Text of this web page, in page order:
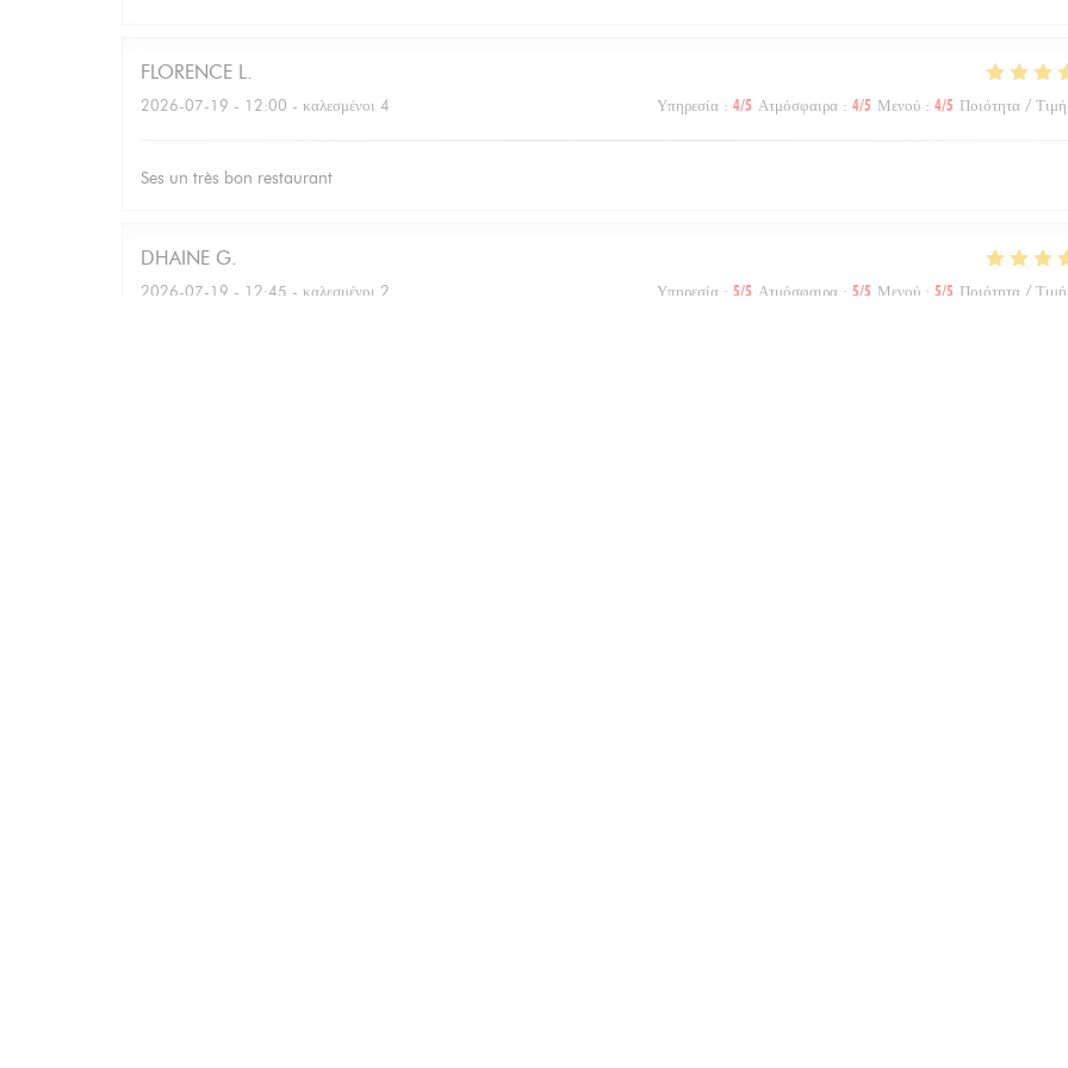
FLORENCE L
2026-07-19 - 12:00 - καλεσμένοι 4 Υπηρεσία : 4/5 Ατμόσφαιρα : 4/5 Μενού : 4/5 Ποιότητα / Τιμή
Ses un très bon restaurant
DHAINE G
2026-07-19 - 12:45 - καλεσμένοι 2 Υπηρεσία : 5/5 Ατμόσφαιρα : 5/5 Μενού : 5/5 Ποιότητα / Τιμή